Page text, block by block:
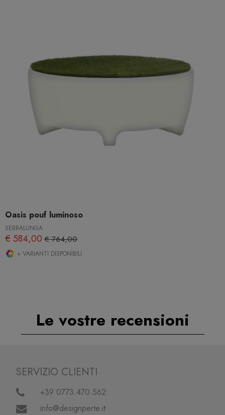
Oasis pouf luminoso
SERRALUNGA
€ 584,00 € 764,00
+ VARIANTI DISPONIBILI
Le vostre recensioni
SERVIZIO CLIENTI
+39 0773.470.562
info@designperte.it